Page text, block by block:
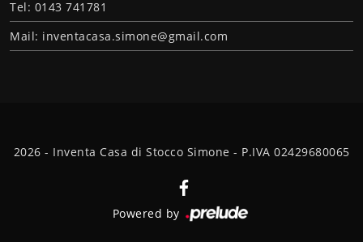
Tel: 0143 741781
Mail: inventacasa.simone@gmail.com
2026 - Inventa Casa di Stocco Simone - P.IVA 02429680065
Powered by